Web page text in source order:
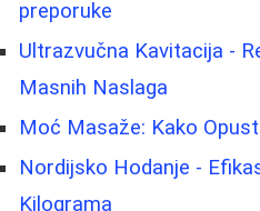
preporuke
Ultrazvučna Kavitacija -
Masnih Naslaga
Moć Masaže: Kako
Nordijsko Hodanje -
Kilograma